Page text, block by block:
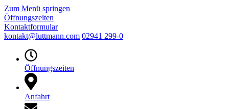
Zum Menü springen
Öffnungszeiten
Kontaktformular
kontakt@luttmann.com 02941 299-0
Öffnungszeiten
Anfahrt